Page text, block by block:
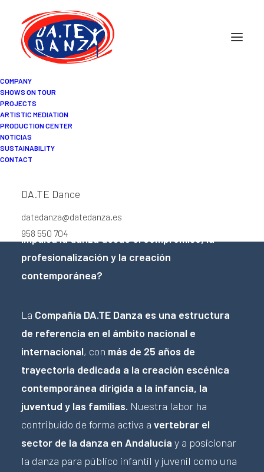
COMPANY
SHOWS ON TOUR
PROJECTS
ARTISTIC MEDIATION
PRODUCTION CENTER
NOTICIAS
SUSTAINABILITY
CONTACT
DA.TE Dance
datedanza@datedanza.es
958 550 704
RED DE PROFESIONALES
¡Trabaja con
¿Te gustaría formar parte de un proyecto que
impulsa la danza desde el compromiso, la
profesionalización y la creación
contemporánea?
La Compañía DA.TE Danza es una estructura
de referencia en el ámbito nacional e
internacional, con más de 25 años de
trayectoria dedicada a la creación escénica
contemporánea dirigida a la infancia, la
juventud y las familias. Nuestra labor ha
contribuido de forma activa a vertebrar el
sector de la danza en Andalucía y a posicionar
la danza para público infantil y juvenil como una